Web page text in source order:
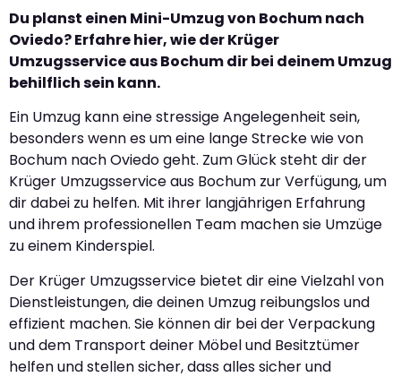
Du planst einen Mini-Umzug von Bochum nach
Oviedo? Erfahre hier, wie der Krüger
Umzugsservice aus Bochum dir bei deinem Umzug
behilflich sein kann.
Ein Umzug kann eine stressige Angelegenheit sein,
besonders wenn es um eine lange Strecke wie von
Bochum nach Oviedo geht. Zum Glück steht dir der
Krüger Umzugsservice aus Bochum zur Verfügung, um
dir dabei zu helfen. Mit ihrer langjährigen Erfahrung
und ihrem professionellen Team machen sie Umzüge
zu einem Kinderspiel.
Der Krüger Umzugsservice bietet dir eine Vielzahl von
Dienstleistungen, die deinen Umzug reibungslos und
effizient machen. Sie können dir bei der Verpackung
und dem Transport deiner Möbel und Besitztümer
helfen und stellen sicher, dass alles sicher und